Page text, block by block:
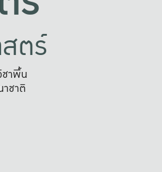
ตร์
าพื้น
ชาติ